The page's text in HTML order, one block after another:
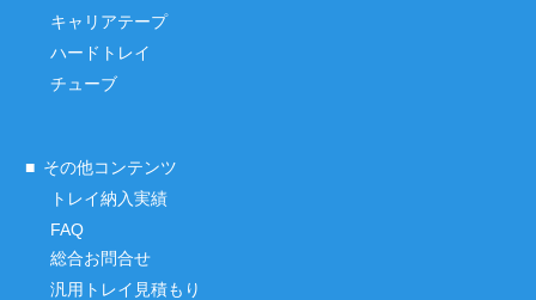
キャリアテープ
ハードトレイ
チューブ
その他コンテンツ
トレイ納入実績
FAQ
総合お問合せ
汎用トレイ見積もり